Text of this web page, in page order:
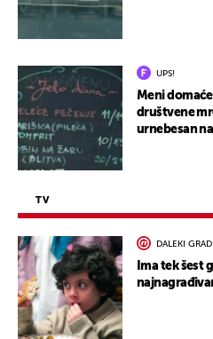
UPS!
Meni
društvene
urnebesan
TV
DALEKI GRAD
Ima tek šest